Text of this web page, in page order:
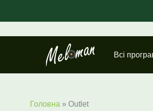
Всі
Головна » Outlet